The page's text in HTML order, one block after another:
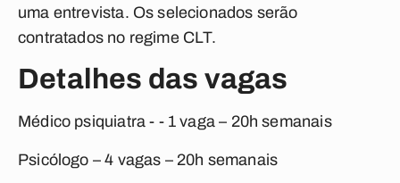
uma entrevista. Os selecionados serão
contratados no regime CLT.
Detalhes das vagas
Médico psiquiatra - - 1 vaga – 20h semanais
Psicólogo – 4 vagas – 20h semanais